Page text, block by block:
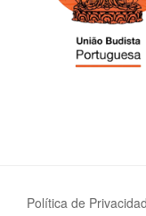
Política de